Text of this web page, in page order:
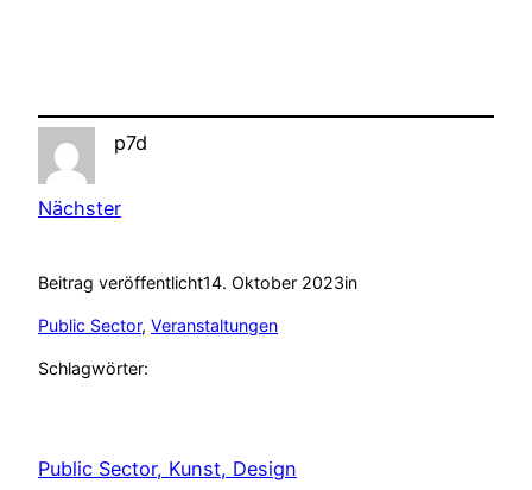
p7d
Nächster
Beitrag veröffentlicht14. Oktober 2023in
Public Sector, Veranstaltungen
Schlagwörter:
Public Sector, Kunst, Design